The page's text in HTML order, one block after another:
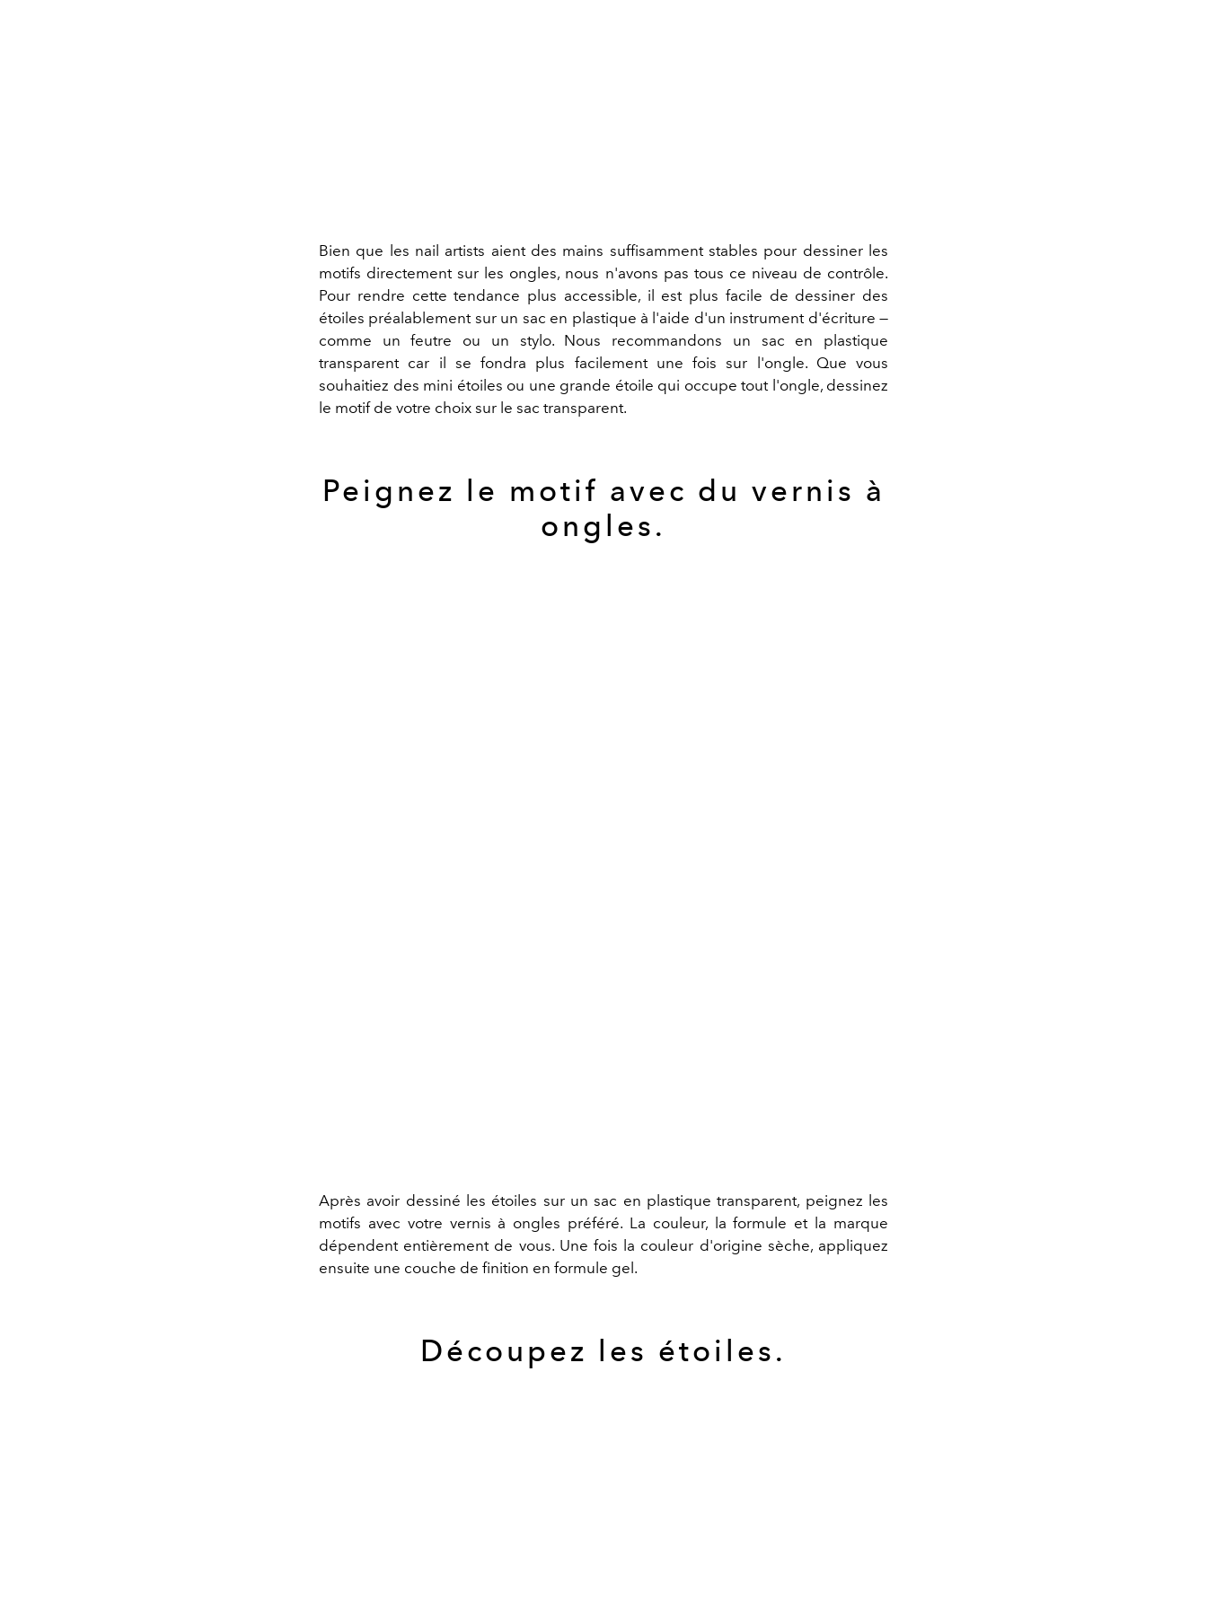
Bien que les nail artists aient des mains suffisamment stables pour dessiner les
motifs directement sur les ongles, nous n'avons pas tous ce niveau de contrôle.
Pour rendre cette tendance plus accessible, il est plus facile de dessiner des
étoiles préalablement sur un sac en plastique à l'aide d'un instrument d'écriture —
comme un feutre ou un stylo. Nous recommandons un sac en plastique
transparent car il se fondra plus facilement une fois sur l'ongle. Que vous
souhaitiez des mini étoiles ou une grande étoile qui occupe tout l'ongle, dessinez
le motif de votre choix sur le sac transparent.
Peignez le motif avec du vernis à
ongles.
Après avoir dessiné les étoiles sur un sac en plastique transparent, peignez les
motifs avec votre vernis à ongles préféré. La couleur, la formule et la marque
dépendent entièrement de vous. Une fois la couleur d'origine sèche, appliquez
ensuite une couche de finition en formule gel.
Découpez les étoiles.